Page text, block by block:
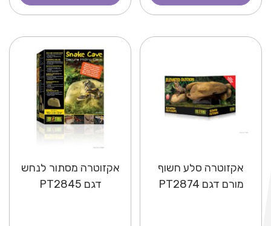
אקזוטרה סלע חשוף
מורם דגם PT2874
אקזוטרה מסתור לנחש
דגם PT2845